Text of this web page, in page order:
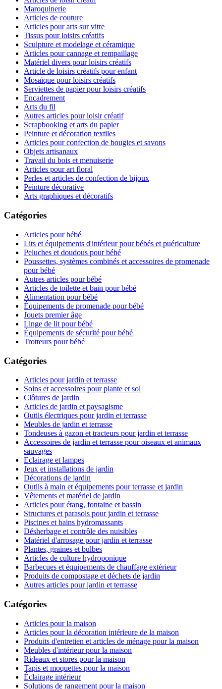
Maroquinerie
Articles de couture
Articles pour arts sur vitre
Tissus pour loisirs créatifs
Sculpture et modelage et céramique
Articles pour cannage et rempaillage
Matériel divers pour loisirs créatifs
Article de loisirs créatifs pour enfant
Mosaïque pour loisirs créatifs
Serviettes de papier pour loisirs créatifs
Encadrement
Arts du fil
Autres articles pour loisir créatif
Scrapbooking et arts du papier
Peinture et décoration textiles
Articles pour confection de bougies et savons
Objets artisanaux
Travail du bois et menuiserie
Articles pour art floral
Perles et articles de confection de bijoux
Peinture décorative
Arts graphiques et décoratifs
Catégories
Articles pour bébé
Lits et équipements d'intérieur pour bébés et puériculture
Peluches et doudous pour bébé
Poussettes, systèmes combinés et accessoires de promenade
pour bébé
Autres articles pour bébé
Articles de toilette et bain pour bébé
Alimentation pour bébé
Équipements de promenade pour bébé
Jouets premier âge
Linge de lit pour bébé
Équipements de sécurité pour bébé
Trotteurs pour bébé
Catégories
Articles pour jardin et terrasse
Soins et accessoires pour plante et sol
Clôtures de jardin
Articles de jardin et paysagisme
Outils électriques pour jardin et terrasse
Meubles de jardin et terrasse
Tondeuses à gazon et tracteurs pour jardin et terrasse
Accessoires de jardin et terrasse pour oiseaux et animaux
sauvages
Eclairage et lampes
Jeux et installations de jardin
Décorations de jardin
Outils à main et équipements pour terrasse et jardin
Vêtements et matériel de jardin
Articles pour étang, fontaine et bassin
Structures et parasols pour jardin et terrasse
Piscines et bains hydromassants
Désherbage et contrôle des nuisibles
Matériel d'arrosage pour jardin et terrasse
Plantes, graines et bulbes
Articles de culture hydroponique
Barbecues et équipements de chauffage extérieur
Produits de compostage et déchets de jardin
Autres articles pour jardin et terrasse
Catégories
Articles pour la maison
Articles pour la décoration intérieure de la maison
Produits d'entretien et articles de ménage pour la maison
Meubles d'intérieur pour la maison
Rideaux et stores pour la maison
Tapis et moquettes pour la maison
Éclairage intérieur
Solutions de rangement pour la maison